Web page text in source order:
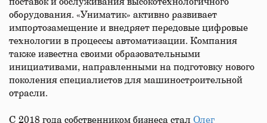
оборудования. «Униматик» активно развивает
импортозамещение и внедряет передовые цифровые
технологии в процессы автоматизации. Компания
также известна своими образовательными
инициативами, направленными на подготовку нового
поколения специалистов для машиностроительной
отрасли.
С 2018 года собственником бизнеса стал Олег